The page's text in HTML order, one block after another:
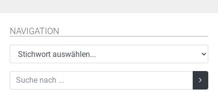
NAVIGATION